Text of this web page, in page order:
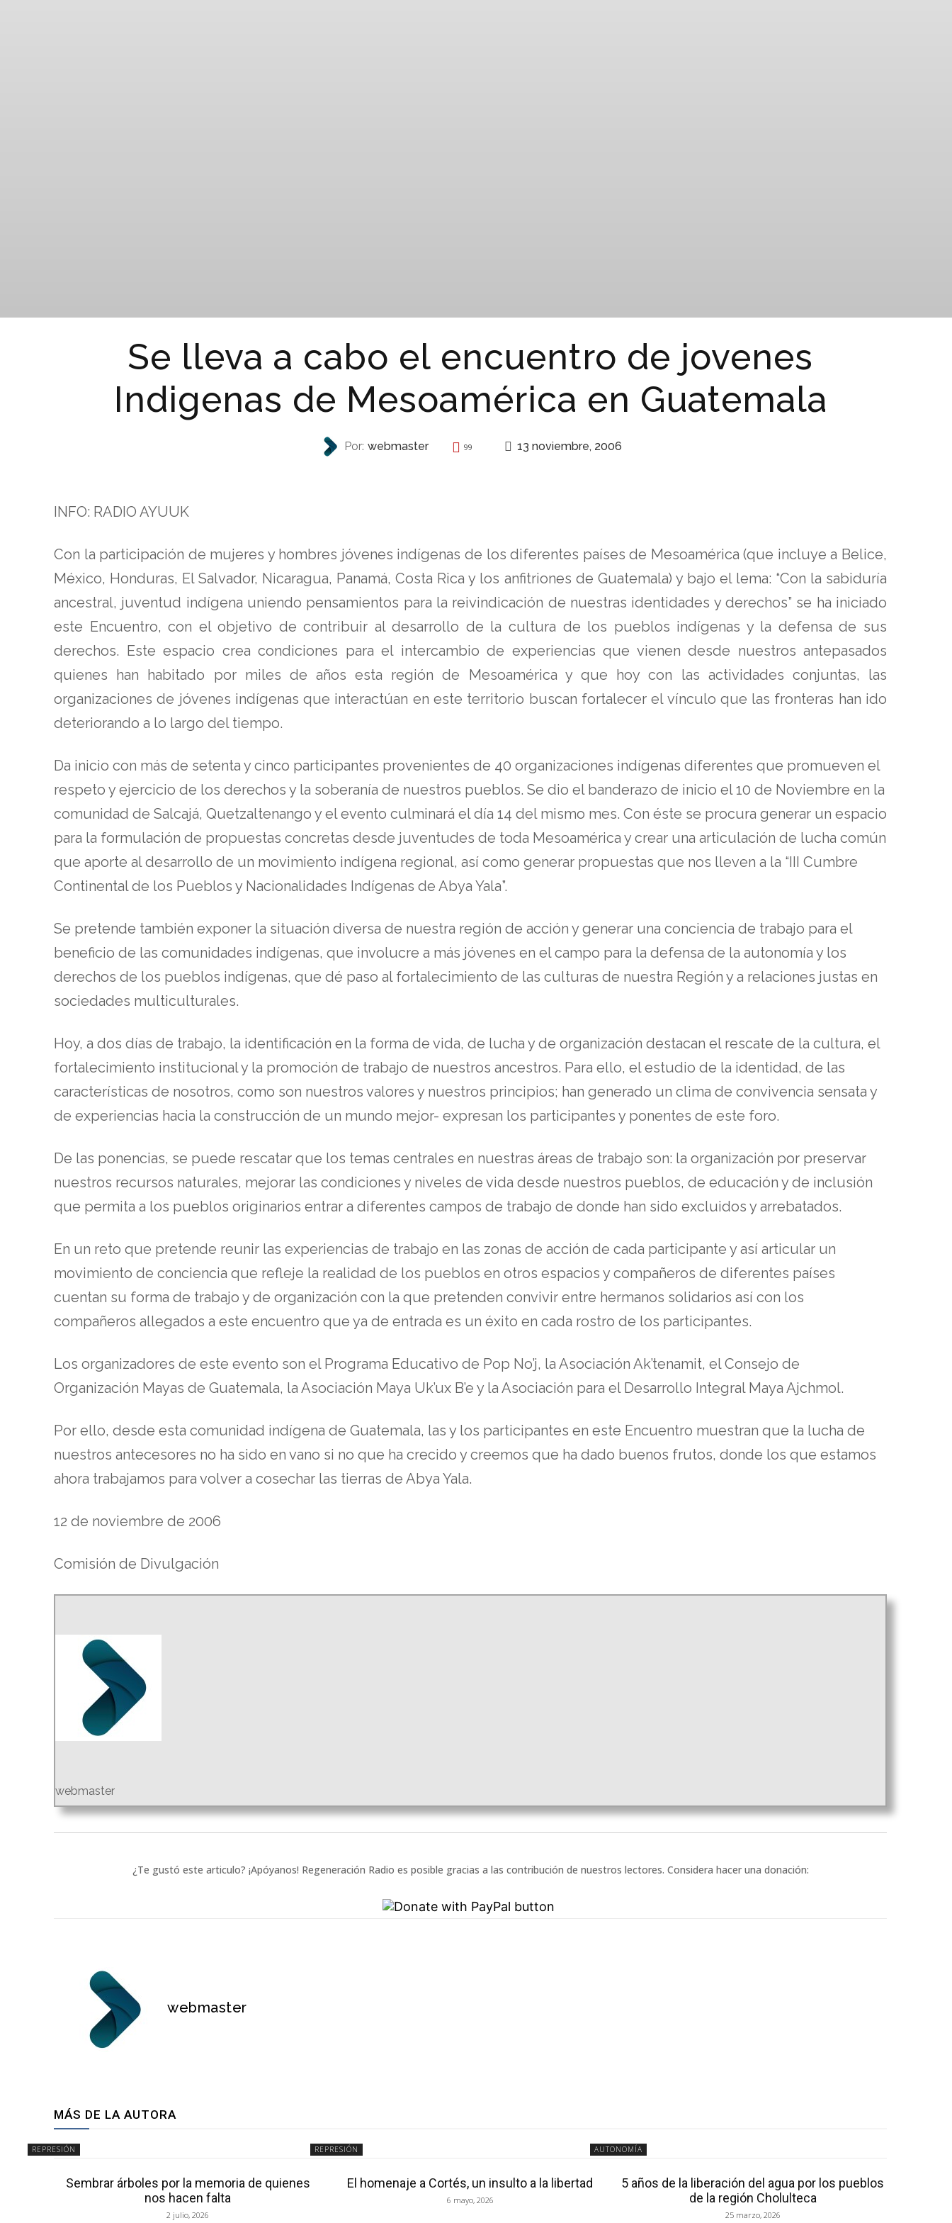
Se lleva a cabo el encuentro de jovenes
Indigenas de Mesoamérica en Guatemala
Por: webmaster 99 13 noviembre, 2006
INFO: RADIO AYUUK
Con la participación de mujeres y hombres jóvenes indígenas de los diferentes países de Mesoamérica (que incluye a Belice,
México, Honduras, El Salvador, Nicaragua, Panamá, Costa Rica y los anfitriones de Guatemala) y bajo el lema: “Con la sabiduría
ancestral, juventud indígena uniendo pensamientos para la reivindicación de nuestras identidades y derechos” se ha iniciado
este Encuentro, con el objetivo de contribuir al desarrollo de la cultura de los pueblos indígenas y la defensa de sus
derechos. Este espacio crea condiciones para el intercambio de experiencias que vienen desde nuestros antepasados
quienes han habitado por miles de años esta región de Mesoamérica y que hoy con las actividades conjuntas, las
organizaciones de jóvenes indígenas que interactúan en este territorio buscan fortalecer el vínculo que las fronteras han ido
deteriorando a lo largo del tiempo.
Da inicio con más de setenta y cinco participantes provenientes de 40 organizaciones indígenas diferentes que promueven el
respeto y ejercicio de los derechos y la soberanía de nuestros pueblos. Se dio el banderazo de inicio el 10 de Noviembre en la
comunidad de Salcajá, Quetzaltenango y el evento culminará el día 14 del mismo mes. Con éste se procura generar un espacio
para la formulación de propuestas concretas desde juventudes de toda Mesoamérica y crear una articulación de lucha común
que aporte al desarrollo de un movimiento indígena regional, así como generar propuestas que nos lleven a la “III Cumbre
Continental de los Pueblos y Nacionalidades Indígenas de Abya Yala”.
Se pretende también exponer la situación diversa de nuestra región de acción y generar una conciencia de trabajo para el
beneficio de las comunidades indígenas, que involucre a más jóvenes en el campo para la defensa de la autonomía y los
derechos de los pueblos indígenas, que dé paso al fortalecimiento de las culturas de nuestra Región y a relaciones justas en
sociedades multiculturales.
Hoy, a dos días de trabajo, la identificación en la forma de vida, de lucha y de organización destacan el rescate de la cultura, el
fortalecimiento institucional y la promoción de trabajo de nuestros ancestros. Para ello, el estudio de la identidad, de las
características de nosotros, como son nuestros valores y nuestros principios; han generado un clima de convivencia sensata y
de experiencias hacia la construcción de un mundo mejor- expresan los participantes y ponentes de este foro.
De las ponencias, se puede rescatar que los temas centrales en nuestras áreas de trabajo son: la organización por preservar
nuestros recursos naturales, mejorar las condiciones y niveles de vida desde nuestros pueblos, de educación y de inclusión
que permita a los pueblos originarios entrar a diferentes campos de trabajo de donde han sido excluidos y arrebatados.
En un reto que pretende reunir las experiencias de trabajo en las zonas de acción de cada participante y así articular un
movimiento de conciencia que refleje la realidad de los pueblos en otros espacios y compañeros de diferentes países
cuentan su forma de trabajo y de organización con la que pretenden convivir entre hermanos solidarios así con los
compañeros allegados a este encuentro que ya de entrada es un éxito en cada rostro de los participantes.
Los organizadores de este evento son el Programa Educativo de Pop No’j, la Asociación Ak’tenamit, el Consejo de
Organización Mayas de Guatemala, la Asociación Maya Uk’ux B’e y la Asociación para el Desarrollo Integral Maya Ajchmol.
Por ello, desde esta comunidad indígena de Guatemala, las y los participantes en este Encuentro muestran que la lucha de
nuestros antecesores no ha sido en vano si no que ha crecido y creemos que ha dado buenos frutos, donde los que estamos
ahora trabajamos para volver a cosechar las tierras de Abya Yala.
12 de noviembre de 2006
Comisión de Divulgación
webmaster
¿Te gustó este articulo? ¡Apóyanos! Regeneración Radio es posible gracias a las contribución de nuestros lectores. Considera hacer una donación:
webmaster
MÁS DE LA AUTORA
REPRESIÓN
Sembrar árboles por la memoria de quienes
nos hacen falta
2 julio, 2026
REPRESIÓN
El homenaje a Cortés, un insulto a la libertad
6 mayo, 2026
AUTONOMÍA
5 años de la liberación del agua por los pueblos
de la región Cholulteca
25 marzo, 2026